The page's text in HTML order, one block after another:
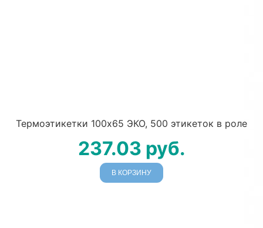
Термоэтикетки 100х65 ЭКО, 500 этикеток в роле
237.03 руб.
В КОРЗИНУ